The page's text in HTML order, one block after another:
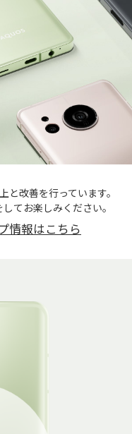
と改善を行っています。
てお楽しみください。
情報はこちら